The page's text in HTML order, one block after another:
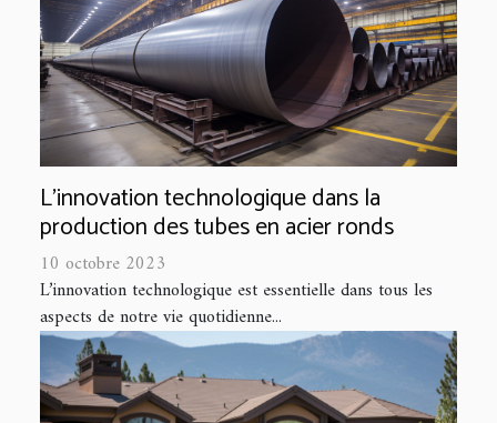
L'innovation technologique dans la
production des tubes en acier ronds
10 octobre 2023
L’innovation technologique est essentielle dans tous les
aspects de notre vie quotidienne...